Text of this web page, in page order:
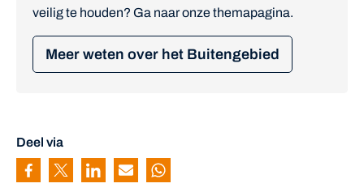
veilig te houden? Ga naar onze themapagina.
Meer weten over het Buitengebied
Deel via
Pagina delen via Facebook
Pagina delen via Twitter
Pagina delen via Linkedin
Pagina delen via Mail
Pagina delen via Whatsapp